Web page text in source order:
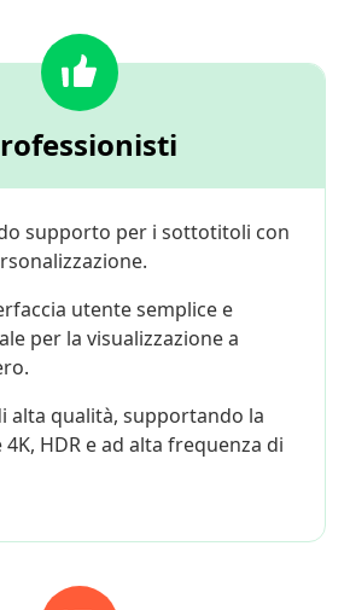
supporto per i sottotitoli con
utente semplice e
per la visualizzazione a
alta qualità, supportando la
HDR e ad alta frequenza di